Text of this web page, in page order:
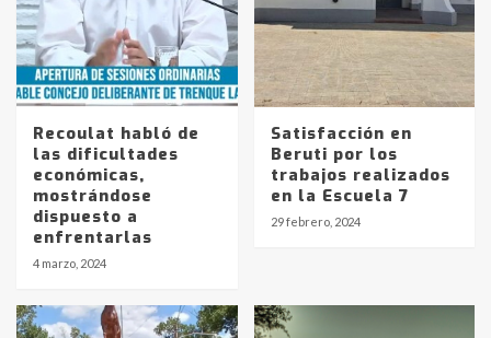
Recoulat habló de
las dificultades
económicas,
mostrándose
dispuesto a
enfrentarlas
4 marzo, 2024
Satisfacción en
Beruti por los
trabajos realizados
en la Escuela 7
29 febrero, 2024